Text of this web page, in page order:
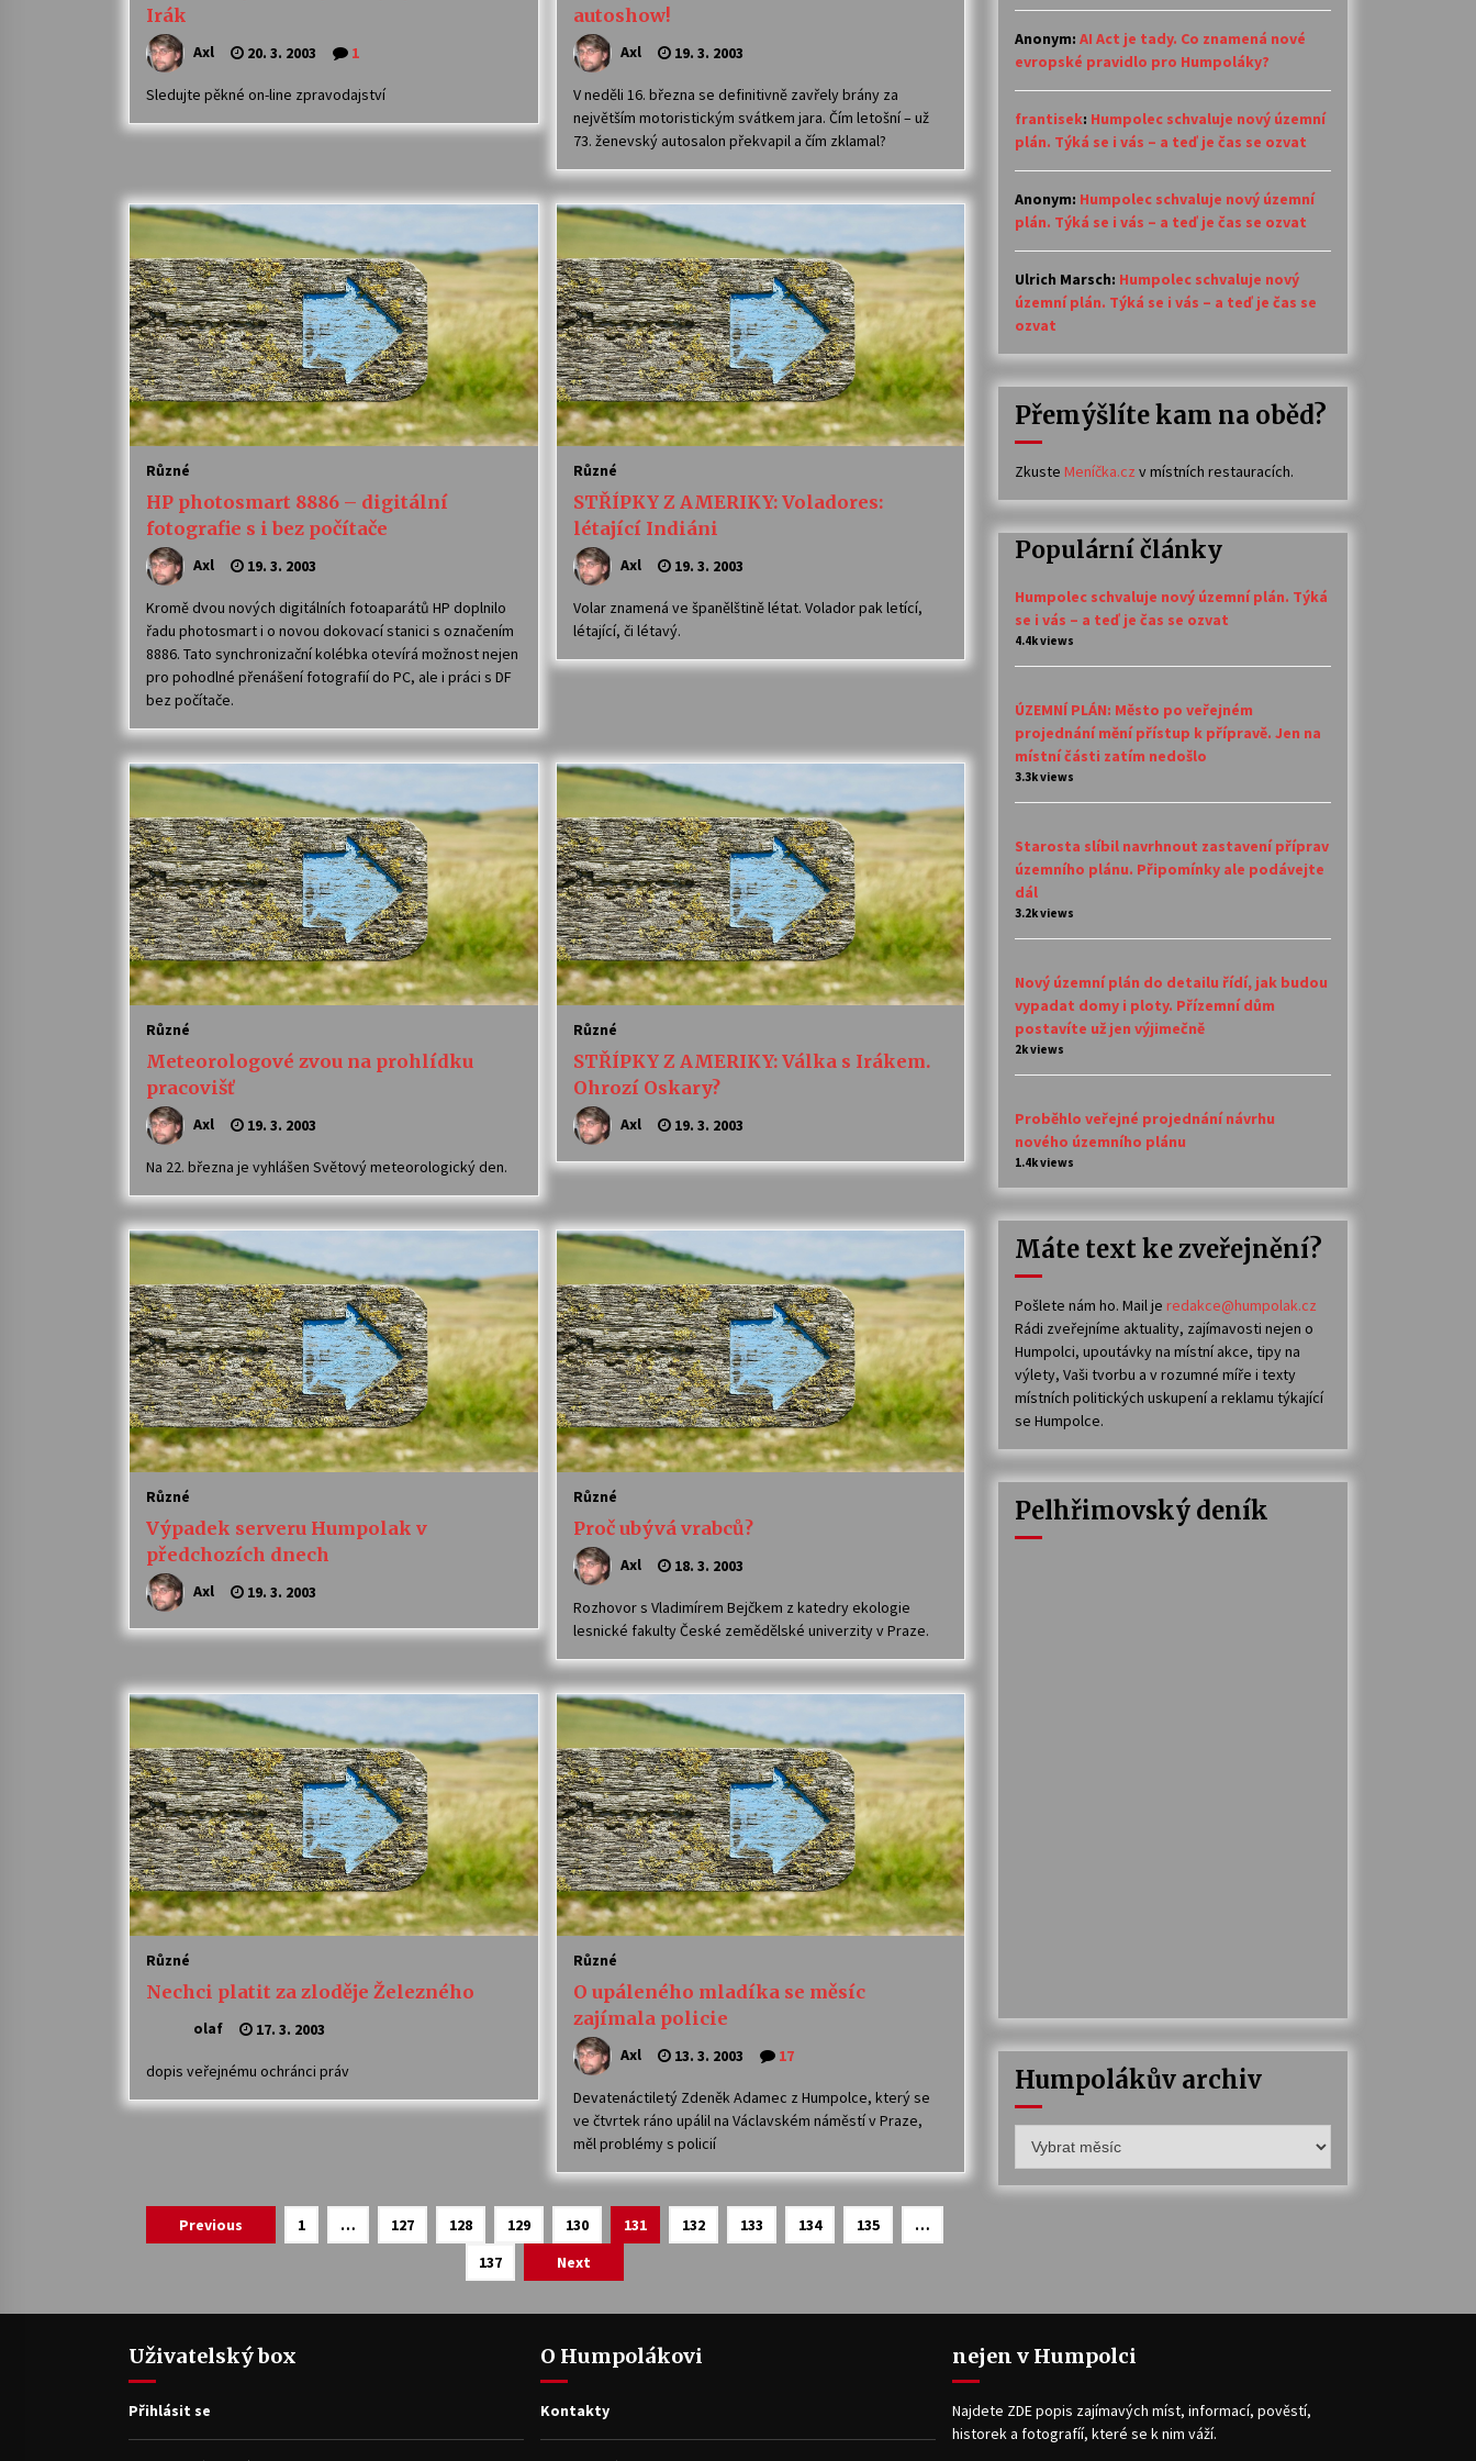
Irák
Axl 20. 3. 2003 1
Sledujte pěkné on-line zpravodajství
autoshow!
Axl 19. 3. 2003
V neděli 16. března se definitivně zavřely brány za
největším motoristickým svátkem jara. Čím letošní – už
73. ženevský autosalon překvapil a čím zklamal?
Různé
HP photosmart 8886 – digitální
fotografie s i bez počítače
Axl 19. 3. 2003
Kromě dvou nových digitálních fotoaparátů HP doplnilo
řadu photosmart i o novou dokovací stanici s označením
8886. Tato synchronizační kolébka otevírá možnost nejen
pro pohodlné přenášení fotografií do PC, ale i práci s DF
bez počítače.
Různé
STŘÍPKY Z AMERIKY: Voladores:
létající Indiáni
Axl 19. 3. 2003
Volar znamená ve španělštině létat. Volador pak letící,
létající, či létavý.
Různé
Meteorologové zvou na prohlídku
pracovišť
Axl 19. 3. 2003
Na 22. března je vyhlášen Světový meteorologický den.
Různé
STŘÍPKY Z AMERIKY: Válka s Irákem.
Ohrozí Oskary?
Axl 19. 3. 2003
Různé
Výpadek serveru Humpolak v
předchozích dnech
Axl 19. 3. 2003
Různé
Proč ubývá vrabců?
Axl 18. 3. 2003
Rozhovor s Vladimírem Bejčkem z katedry ekologie
lesnické fakulty České zemědělské univerzity v Praze.
Různé
Nechci platit za zloděje Železného
olaf 17. 3. 2003
dopis veřejnému ochránci práv
Různé
O upáleného mladíka se měsíc
zajímala policie
Axl 13. 3. 2003 17
Devatenáctiletý Zdeněk Adamec z Humpolce, který se
ve čtvrtek ráno upálil na Václavském náměstí v Praze,
měl problémy s policií
Navigace
Previous 1 … 127 128 129 130 131 132 133 134 135
…
137
Next
Anonym: AI Act je tady. Co znamená nové
evropské pravidlo pro Humpoláky?
frantisek: Humpolec schvaluje nový územní
plán. Týká se i vás – a teď je čas se ozvat
Anonym: Humpolec schvaluje nový územní
plán. Týká se i vás – a teď je čas se ozvat
Ulrich Marsch: Humpolec schvaluje nový
územní plán. Týká se i vás – a teď je čas se
ozvat
Přemýšlíte kam na oběd?
Zkuste Meníčka.cz v místních restauracích.
Populární články
Humpolec schvaluje nový územní plán. Týká
se i vás – a teď je čas se ozvat
4.4k views
ÚZEMNÍ PLÁN: Město po veřejném
projednání mění přístup k přípravě. Jen na
místní části zatím nedošlo
3.3k views
Starosta slíbil navrhnout zastavení příprav
územního plánu. Připomínky ale podávejte
dál
3.2k views
Nový územní plán do detailu řídí, jak budou
vypadat domy i ploty. Přízemní dům
postavíte už jen výjimečně
2k views
Proběhlo veřejné projednání návrhu
nového územního plánu
1.4k views
Máte text ke zveřejnění?
Pošlete nám ho. Mail je redakce@humpolak.cz
Rádi zveřejníme aktuality, zajímavosti nejen o
Humpolci, upoutávky na místní akce, tipy na
výlety, Vaši tvorbu a v rozumné míře i texty
místních politických uskupení a reklamu týkající
se Humpolce.
Pelhřimovský deník
Humpolákův archiv
archiv
Uživatelský box
Přihlásit se
O Humpolákovi
Kontakty
nejen v Humpolci
Najdete ZDE popis zajímavých míst, informací, pověstí,
historek a fotografíí, které se k nim váží.